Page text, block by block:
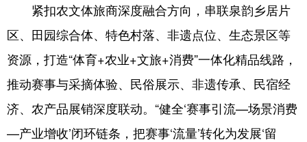
紧扣农文体旅商深度融合方向，串联泉韵乡居片
区、田园综合体、特色村落、非遗点位、生态景区等
资源，打造“体育+农业+文旅+消费”一体化精品线路，
推动赛事与采摘体验、民俗展示、非遗传承、民宿经
济、农产品展销深度联动。“健全‘赛事引流—场景消费
—产业增收’闭环链条，把赛事‘流量’转化为发展‘留